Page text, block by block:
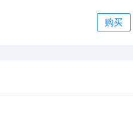
购买